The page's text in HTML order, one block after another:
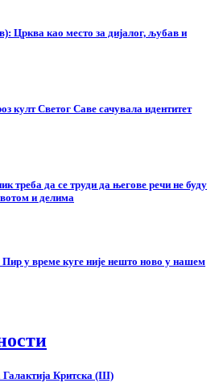
Црква као место за дијалог, љубав и
култ Светог Саве сачувала идентитет
треба да се труди да његове речи не буду
и делима
у време куге није нешто ново у нашем
Критска (III)